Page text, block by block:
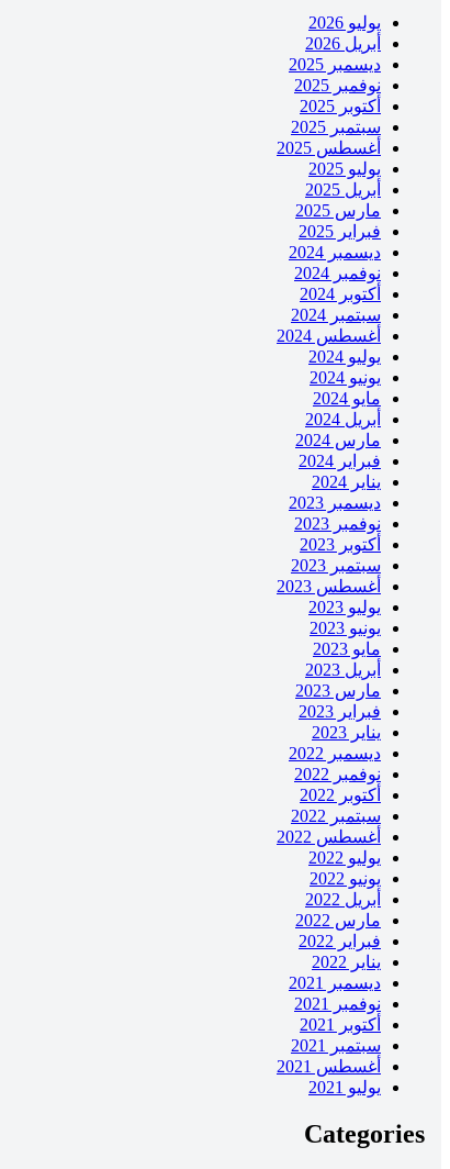
يوليو 2026
أبريل 2026
ديسمبر 2025
نوفمبر 2025
أكتوبر 2025
سبتمبر 2025
أغسطس 2025
يوليو 2025
أبريل 2025
مارس 2025
فبراير 2025
ديسمبر 2024
نوفمبر 2024
أكتوبر 2024
سبتمبر 2024
أغسطس 2024
يوليو 2024
يونيو 2024
مايو 2024
أبريل 2024
مارس 2024
فبراير 2024
يناير 2024
ديسمبر 2023
نوفمبر 2023
أكتوبر 2023
سبتمبر 2023
أغسطس 2023
يوليو 2023
يونيو 2023
مايو 2023
أبريل 2023
مارس 2023
فبراير 2023
يناير 2023
ديسمبر 2022
نوفمبر 2022
أكتوبر 2022
سبتمبر 2022
أغسطس 2022
يوليو 2022
يونيو 2022
أبريل 2022
مارس 2022
فبراير 2022
يناير 2022
ديسمبر 2021
نوفمبر 2021
أكتوبر 2021
سبتمبر 2021
أغسطس 2021
يوليو 2021
Categories